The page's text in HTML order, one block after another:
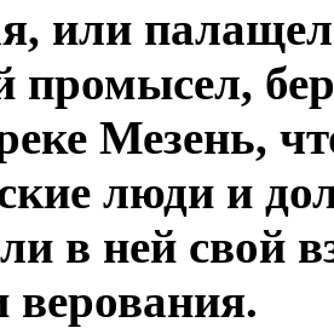
или
промысел,
Мезень,
люди и
в ней свой
верования.